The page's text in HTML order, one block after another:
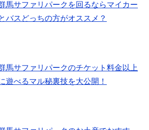
馬サファリパークを回るならマイカー
バスどっちの方がオススメ？
馬サファリパークのチケット料金以上
遊べるマル秘裏技を大公開！